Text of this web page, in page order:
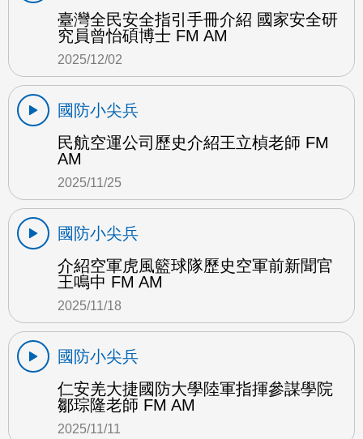
臺灣全民安全指引手冊介紹 國家安全研
究員曾怡碩博士 FM AM
2025/12/02
國防小尖兵
民航空運公司歷史介紹王立楨老師 FM
AM
2025/11/25
國防小尖兵
介紹空軍虎風籃球隊歷史空軍前新聞官
王鳴中 FM AM
2025/11/18
國防小尖兵
仁安羌大捷國防大學陸軍指揮參謀學院
鄒琮隆老師 FM AM
2025/11/11